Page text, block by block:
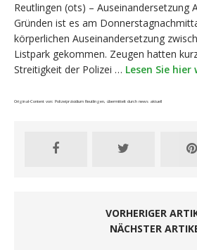
Reutlingen (ots) – Auseinandersetzung
Gründen ist es am
körperlichen Auseinandersetzung
Listpark gekommen. Zeugen hatten
Streitigkeit der Polizei … Lesen Sie
Original-Content von: Polizeipräsidium Reutlingen, übermittelt durch news aktuell
VORHERIGER
NÄCHSTER